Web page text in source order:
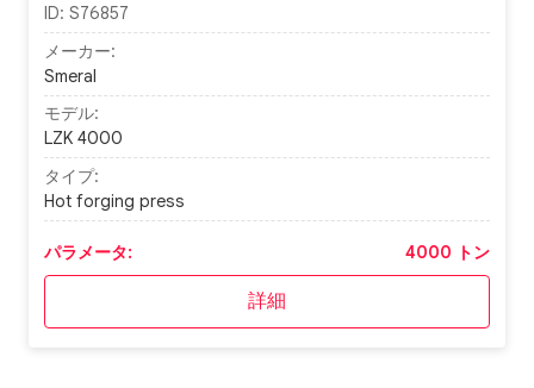
ID: S76857
メーカー:
Smeral
モデル:
LZK 4000
タイプ:
Hot forging press
パラメータ: 4000 トン
詳細